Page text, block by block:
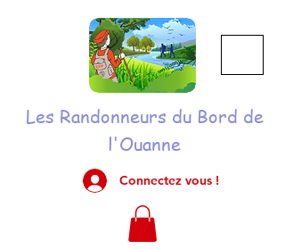
Les Randonneurs du Bord de
l'Ouanne
Connectez vous !